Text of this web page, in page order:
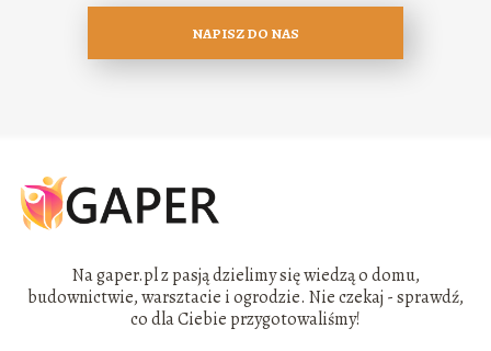
NAPISZ DO NAS
Na gaper.pl z pasją dzielimy się wiedzą o domu,
budownictwie, warsztacie i ogrodzie. Nie czekaj - sprawdź,
co dla Ciebie przygotowaliśmy!